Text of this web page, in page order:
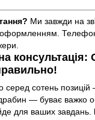
Ми завжди на
оформленням.
консультація:
сотень позицій
— буває важко
для ваших завдань.